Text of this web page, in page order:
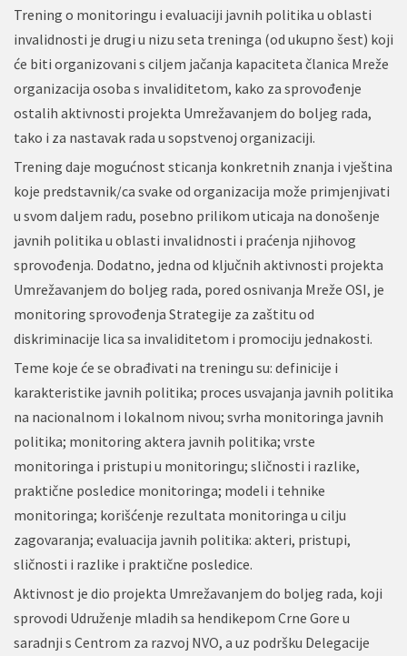
Trening o monitoringu i evaluaciji javnih politika u oblasti
invalidnosti je drugi u nizu seta treninga (od ukupno šest) koji
će biti organizovani s ciljem jačanja kapaciteta članica Mreže
organizacija osoba s invaliditetom, kako za sprovođenje
ostalih aktivnosti projekta Umrežavanjem do boljeg rada,
tako i za nastavak rada u sopstvenoj organizaciji.
Trening daje mogućnost sticanja konkretnih znanja i vještina
koje predstavnik/ca svake od organizacija može primjenjivati
u svom daljem radu, posebno prilikom uticaja na donošenje
javnih politika u oblasti invalidnosti i praćenja njihovog
sprovođenja. Dodatno, jedna od ključnih aktivnosti projekta
Umrežavanjem do boljeg rada, pored osnivanja Mreže OSI, je
monitoring sprovođenja Strategije za zaštitu od
diskriminacije lica sa invaliditetom i promociju jednakosti.
Teme koje će se obrađivati na treningu su: definicije i
karakteristike javnih politika; proces usvajanja javnih politika
na nacionalnom i lokalnom nivou; svrha monitoringa javnih
politika; monitoring aktera javnih politika; vrste
monitoringa i pristupi u monitoringu; sličnosti i razlike,
praktične posledice monitoringa; modeli i tehnike
monitoringa; korišćenje rezultata monitoringa u cilju
zagovaranja; evaluacija javnih politika: akteri, pristupi,
sličnosti i razlike i praktične posledice.
Aktivnost je dio projekta Umrežavanjem do boljeg rada, koji
sprovodi Udruženje mladih sa hendikepom Crne Gore u
saradnji s Centrom za razvoj NVO, a uz podršku Delegacije